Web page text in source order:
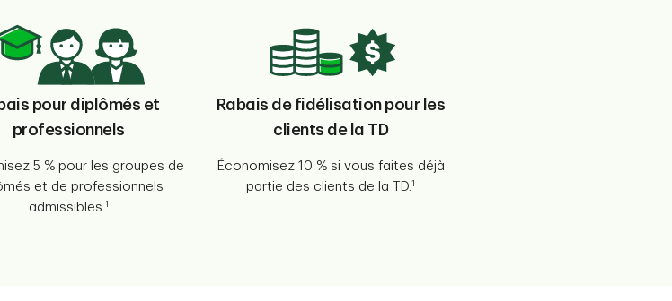
pour diplômés et
professionnels
5 % pour les groupes de
et de professionnels
admissibles.1
Rabais de fidélisation pour les
clients de la TD
Économisez 10 % si vous faites déjà
partie des clients de la TD.1